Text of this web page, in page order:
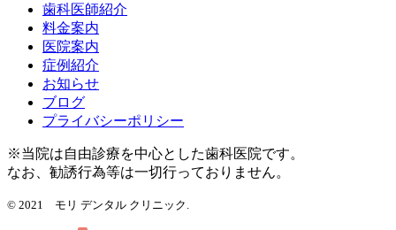
歯科医師紹介
料金案内
医院案内
症例紹介
お知らせ
ブログ
プライバシーポリシー
※当院は自由診療を中心とした歯科医院です。
なお、勧誘行為等は一切行っておりません。
© 2021 モリ デンタル クリニック.